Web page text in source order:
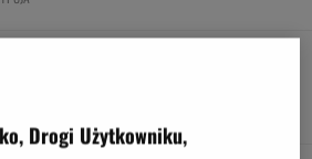
jezioro w Polsce. Ma aż 16 wysp
Drogi Użytkowniku,